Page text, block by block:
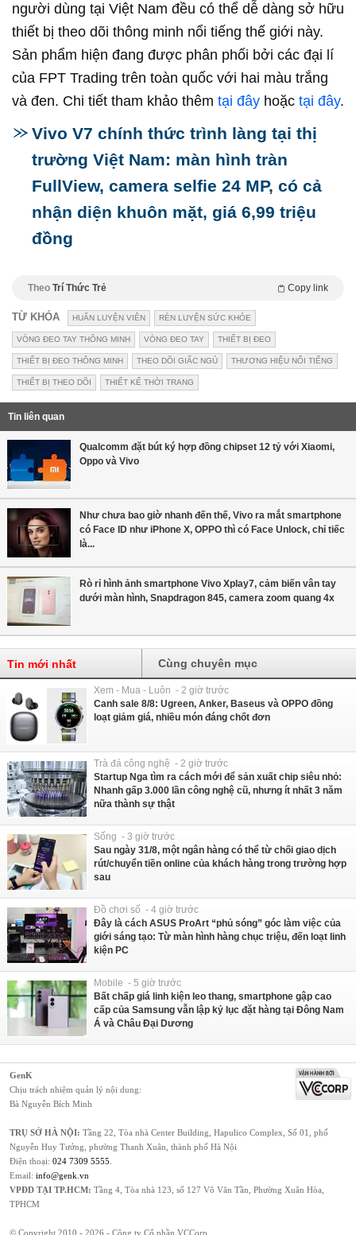
người dùng tại Việt Nam đều có thể dễ dàng sở hữu
thiết bị theo dõi thông minh nổi tiếng thế giới này.
Sản phẩm hiện đang được phân phối bởi các đại lí
của FPT Trading trên toàn quốc với hai màu trắng
và đen. Chi tiết tham khảo thêm tại đây hoặc tại đây.
Vivo V7 chính thức trình làng tại thị
trường Việt Nam: màn hình tràn
FullView, camera selfie 24 MP, có cả
nhận diện khuôn mặt, giá 6,99 triệu
đồng
Theo Trí Thức Trẻ Copy link
TỪ KHÓA HUẤN LUYỆN VIÊN RÈN LUYỆN SỨC KHỎE
VÒNG ĐEO TAY THÔNG MINH VÒNG ĐEO TAY THIẾT BỊ ĐEO
THIẾT BỊ ĐEO THÔNG MINH THEO DÕI GIẤC NGỦ THƯƠNG HIỆU NỔI TIẾNG
THIẾT BỊ THEO DÕI THIẾT KẾ THỜI TRANG
Tin liên quan
Qualcomm đặt bút ký hợp đồng chipset 12 tỷ với Xiaomi,
Oppo và Vivo
Như chưa bao giờ nhanh đến thế, Vivo ra mắt smartphone
có Face ID như iPhone X, OPPO thì có Face Unlock, chỉ tiếc
là...
Rò rỉ hình ảnh smartphone Vivo Xplay7, cảm biến vân tay
dưới màn hình, Snapdragon 845, camera zoom quang 4x
Tin mới nhất Cùng chuyên mục
Xem - Mua - Luôn - 2 giờ trước
Canh sale 8/8: Ugreen, Anker, Baseus và OPPO đồng
loạt giảm giá, nhiều món đáng chốt đơn
Trà đá công nghệ - 2 giờ trước
Startup Nga tìm ra cách mới để sản xuất chip siêu nhỏ:
Nhanh gấp 3.000 lần công nghệ cũ, nhưng ít nhất 3 năm
nữa thành sự thật
Sống - 3 giờ trước
Sau ngày 31/8, một ngân hàng có thể từ chối giao dịch
rút/chuyển tiền online của khách hàng trong trường hợp
sau
Đồ chơi số - 4 giờ trước
Đây là cách ASUS ProArt “phủ sóng” góc làm việc của
giới sáng tạo: Từ màn hình hàng chục triệu, đến loạt linh
kiện PC
Mobile - 5 giờ trước
Bất chấp giá linh kiện leo thang, smartphone gập cao
cấp của Samsung vẫn lập kỷ lục đặt hàng tại Đông Nam
Á và Châu Đại Dương
GenK
Chịu trách nhiệm quản lý nội dung:
Bà Nguyễn Bích Minh
TRỤ SỞ HÀ NỘI: Tầng 22, Tòa nhà Center Building, Hapulico Complex, Số 01, phố
Nguyễn Huy Tưởng, phường Thanh Xuân, thành phố Hà Nội
Điện thoại: 024 7309 5555
Email: info@genk.vn
VPĐD TẠI TP.HCM: Tầng 4, Tòa nhà 123, số 127 Võ Văn Tần, Phường Xuân Hòa,
TPHCM
© Copyright 2010 - 2026 - Công ty Cổ phần VCCorp